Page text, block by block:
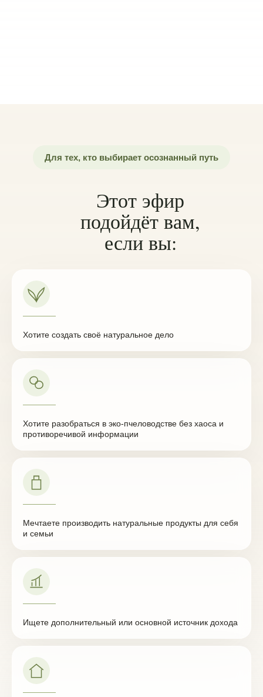
Для тех, кто выбирает осознанный путь
Этот эфир
подойдёт вам,
если вы:
Хотите создать своё натуральное дело
Хотите разобраться в эко-пчеловодстве без хаоса и
противоречивой информации
Мечтаете производить натуральные продукты для себя
и семьи
Ищете дополнительный или основной источник дохода